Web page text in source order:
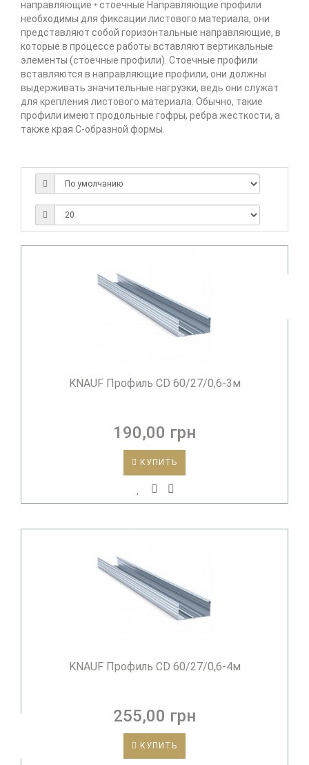
направляющие • стоечные Направляющие профили
необходимы для фиксации листового материала, они
представляют собой горизонтальные направляющие, в
которые в процессе работы вставляют вертикальные
элементы (стоечные профили). Стоечные профили
вставляются в направляющие профили, они должны
выдерживать значительные нагрузки, ведь они служат
для крепления листового материала. Обычно, такие
профили имеют продольные гофры, ребра жесткости, а
также края С-образной формы.
KNAUF Профиль CD 60/27/0,6-3м
190,00 грн
КУПИТЬ
KNAUF Профиль CD 60/27/0,6-4м
255,00 грн
КУПИТЬ